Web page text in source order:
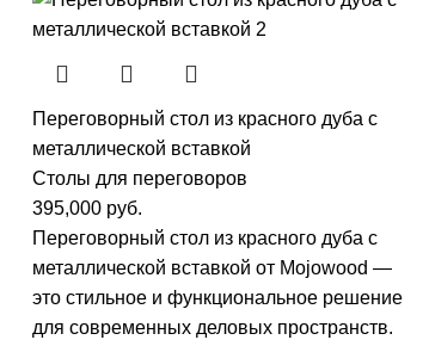
Переговорный стол из красного дуба с
металлической вставкой
Столы для переговоров
395,000 руб.
Переговорный стол из красного дуба с
металлической вставкой от Mojowood —
это стильное и функциональное решение
для современных деловых пространств.